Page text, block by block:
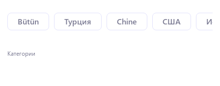
Bütün Турция Chine США
Категории